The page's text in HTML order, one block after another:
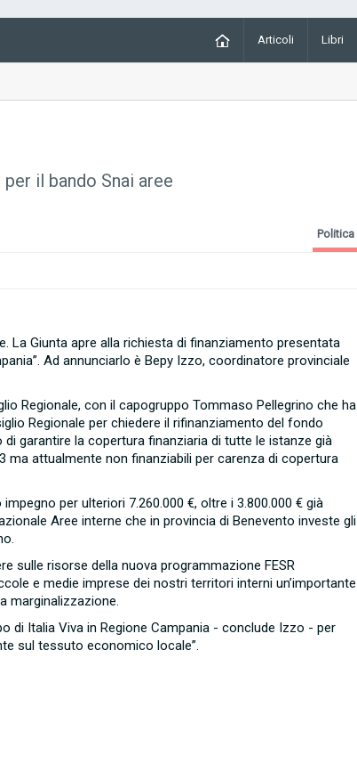
Articoli Libri
il bando Snai aree
Politica
La Giunta apre alla richiesta di finanziamento presentata
Ad annunciarlo è Bepy Izzo, coordinatore provinciale
Regionale, con il capogruppo Tommaso Pellegrino che ha
Regionale per chiedere il rifinanziamento del fondo
garantire la copertura finanziaria di tutte le istanze già
ma attualmente non finanziabili per carenza di copertura
per ulteriori 7.260.000 €, oltre i 3.800.000 € già
Aree interne che in provincia di Benevento investe gli
sulle risorse della nuova programmazione FESR
e medie imprese dei nostri territori interni un’importante
marginalizzazione.
di Italia Viva in Regione Campania - conclude Izzo - per
sul tessuto economico locale”.